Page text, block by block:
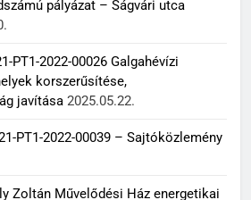
pályázat – Ságvári utca
PT1-2022-00026 Galgahévízi
korszerűsítése,
javítása 2025.05.22.
PT1-2022-00039 – Sajtóközlemény
Zoltán Művelődési Ház energetikai